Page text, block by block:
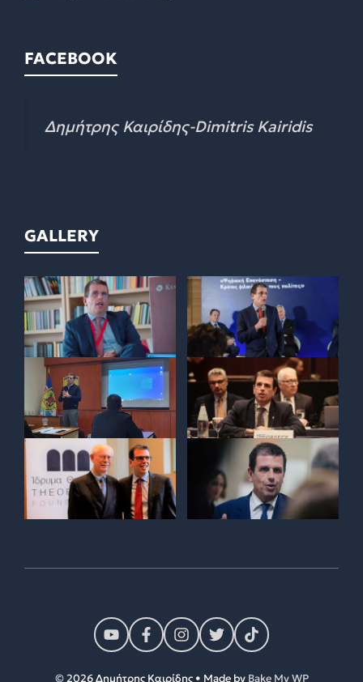
FACEBOOK
Δημήτρης Καιρίδης-Dimitris Kairidis
GALLERY
© 2026 Δημήτρης Καιρίδης • Made by Bake My WP